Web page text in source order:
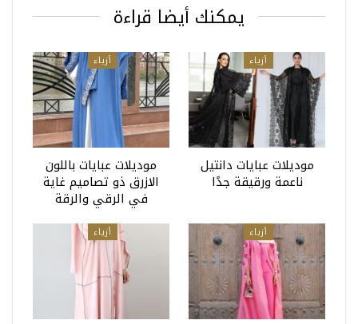
يمكنك أيضا قراءة
أزياء
موديلات عبايات دانتيل
ناعمة ورقيقة جدًا
أزياء
موديلات عبايات باللون
الازرق ذو تصاميم غاية
في الرقي والرقة
أزياء أزياء